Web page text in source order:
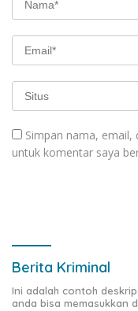
Simpan nama, email,
untuk komentar saya
Berita Kriminal
Ini adalah contoh
anda bisa memasukkan